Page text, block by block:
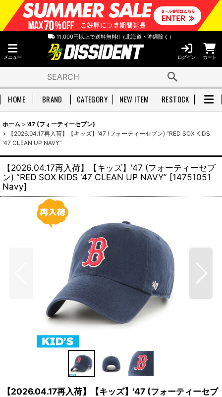
11,000円以上で送料無料!!（北海道・沖縄除く）
メニュー ログイン カート
HOME BRAND CATEGORY NEW ITEM RESTOCK
ホーム > '47 (フォーティーセブン)
>
【2026.04.17再入荷】【キッズ】'47 (フォーティーセブン) “RED SOX KIDS
'47 CLEAN UP NAVY”
【2026.04.17再入荷】【キッズ】'47 (フォーティーセブ
ン) “RED SOX KIDS '47 CLEAN UP NAVY” [14751051
Navy]
【2026.04.17再入荷】【キッズ】'47 (フォーティーセブ